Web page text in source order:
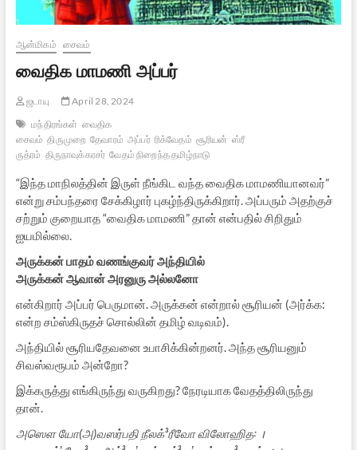
ஆன்மிகம் சைவம்
வைதிக மாமணி அப்பர்
ஜடாயு
April 28, 2024
மந்திரங்கள் வைதிக
சைவம் திருமுறை தேவாரம் அப்பர் ரிக்வேதம் சூரியன் ஸ்ரீ
ருத்ரம் திருநாவுக்கரசர் வேதம் நிறைந்த தமிழ்நாடு
“இந்த மாநிலத்தின் இருள் நீங்கிட வந்த வைதிக மாமணியானவர்”
என்று சம்பந்தரை சேக்கிழார் புகழ்ந்திருக்கிறார். அப்பரும் அதற்குச்
சற்றும் குறையாத “வைதிக மாமணி” தான் என்பதில் சிறிதும்
ஐயமில்லை.
அருக்கன் பாதம் வணங்குவர் அந்தியில்
அருக்கன் ஆவான் அரனுரு அல்லனோ
என்கிறார் அப்பர் பெருமான். அருக்கன் என்றால் சூரியன் (அர்க்க:
என்ற சம்ஸ்கிருதச் சொல்லின் தமிழ் வடிவம்).
அந்தியில் சூரியதேவனை உபாசிக்கின்றனர். அந்த சூரியனும்
சிவஸ்வரூபம் அன்றோ?
இக்கருத்து எங்கிருந்து வருகிறது? நேரடியாக வேதத்திலிருந்து
தான்.
அஸௌ யோ(அ)வஸர்பதி நீலக்³ரீவோ விலோஹித꞉ ।